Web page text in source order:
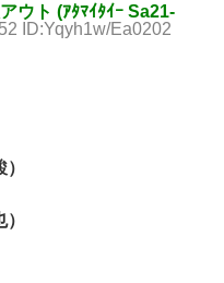
ウト (ｱﾀﾏｲﾀｲｰ Sa21-
ID:Yqyh1w/Ea0202